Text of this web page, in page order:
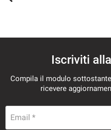
Iscriviti
Compila il modulo
ricevere
Email *